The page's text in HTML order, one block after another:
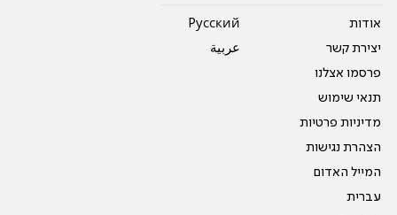
אודות
יצירת קשר
פרסמו אצלנו
תנאי שימוש
מדיניות פרטיות
הצהרת נגישות
המייל האדום
עברית
Pусский
عربية